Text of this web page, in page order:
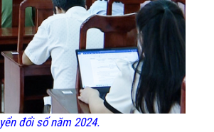
đổi số năm 2024.